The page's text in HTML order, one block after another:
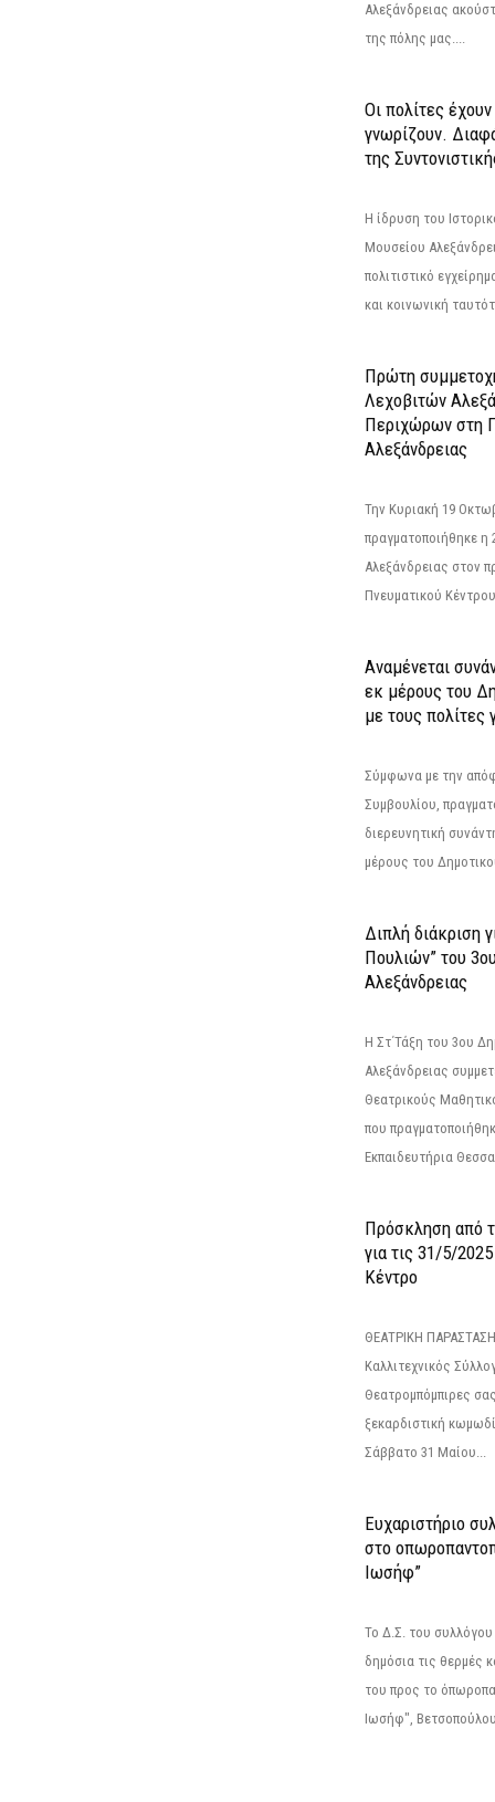
Αλεξάνδρειας
της πόλης μας....
Οι πολίτες
γνωρίζουν.
της
Η ίδρυση του
Μουσείου
πολιτιστικό
και κοινωνική
Πρώτη
Λεχοβιτών
Περιχώρων στη
Αλεξάνδρειας
Την Κυριακή 19
πραγματοποιήθηκε η
Αλεξάνδρειας στον
Πνευματικού
Αναμένεται
εκ μέρους του
με τους πολίτες
Σύμφωνα με την
Συμβουλίου,
διερευνητική
μέρους του
Διπλή διάκριση
Πουλιών” του
Αλεξάνδρειας
Η Στ΄Τάξη του 3ου
Αλεξάνδρειας
Θεατρικούς
που
Εκπαιδευτήρια
Πρόσκληση από
για τις 31/5/
Κέντρο
ΘΕΑΤΡΙΚΗ ΠΑΡΑΣΤΑΣΗ
Καλλιτεχνικός
Θεατρομπόμπιρες
ξεκαρδιστική
Σάββατο 31 Μαίου...
Ευχαριστήριο
στο
Ιωσήφ”
Το Δ.Σ. του
δημόσια τις θερμές
του προς το
Ιωσήφ",